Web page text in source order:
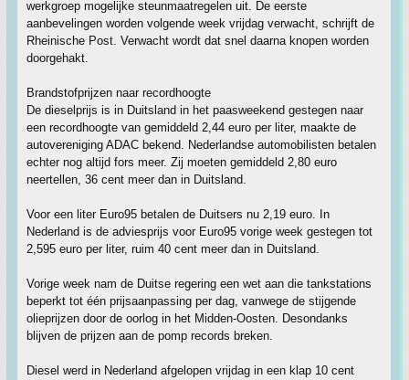
werkgroep mogelijke steunmaatregelen uit. De eerste
aanbevelingen worden volgende week vrijdag verwacht, schrijft de
Rheinische Post. Verwacht wordt dat snel daarna knopen worden
doorgehakt.
Brandstofprijzen naar recordhoogte
De dieselprijs is in Duitsland in het paasweekend gestegen naar
een recordhoogte van gemiddeld 2,44 euro per liter, maakte de
autovereniging ADAC bekend. Nederlandse automobilisten betalen
echter nog altijd fors meer. Zij moeten gemiddeld 2,80 euro
neertellen, 36 cent meer dan in Duitsland.
Voor een liter Euro95 betalen de Duitsers nu 2,19 euro. In
Nederland is de adviesprijs voor Euro95 vorige week gestegen tot
2,595 euro per liter, ruim 40 cent meer dan in Duitsland.
Vorige week nam de Duitse regering een wet aan die tankstations
beperkt tot één prijsaanpassing per dag, vanwege de stijgende
olieprijzen door de oorlog in het Midden-Oosten. Desondanks
blijven de prijzen aan de pomp records breken.
Diesel werd in Nederland afgelopen vrijdag in een klap 10 cent